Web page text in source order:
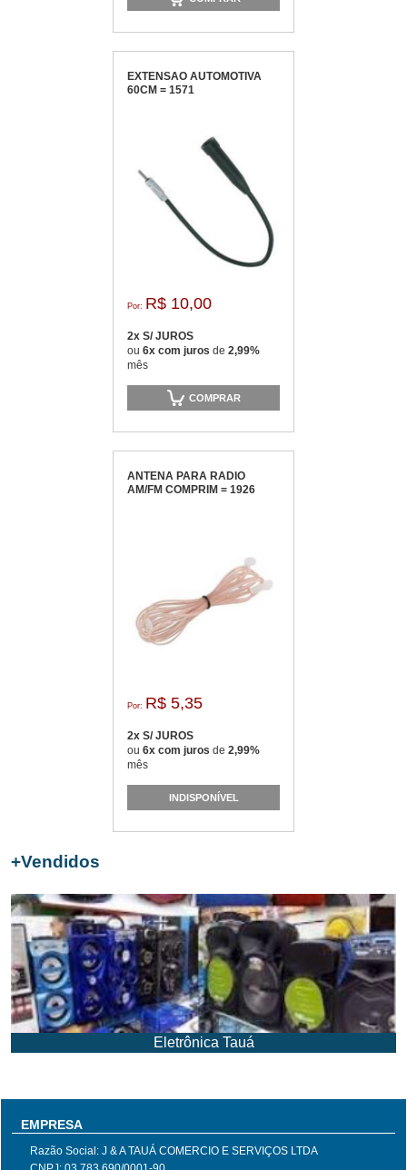
EXTENSAO AUTOMOTIVA
60CM = 1571
Por: R$ 10,00
2x S/ JUROS
ou 6x com juros de 2,99%
mês
COMPRAR
ANTENA PARA RADIO
AM/FM COMPRIM = 1926
Por: R$ 5,35
2x S/ JUROS
ou 6x com juros de 2,99%
mês
INDISPONÍVEL
+Vendidos
Eletrônica Tauá
EMPRESA
Razão Social: J & A TAUÁ COMERCIO E SERVIÇOS LTDA